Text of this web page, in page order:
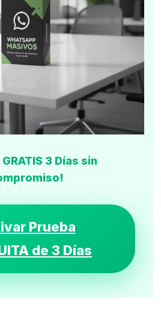
3 Días sin
Prueba
de 3 Días